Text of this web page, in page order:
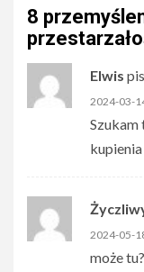
8
Elwis
2024-03-
Szukam
2024-05-
może tu?